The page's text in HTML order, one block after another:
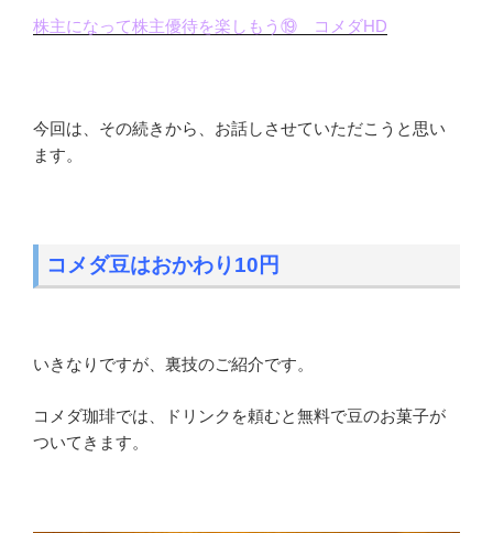
株主になって株主優待を楽しもう⑲ コメダHD
今回は、その続きから、お話しさせていただこうと思い
ます。
コメダ豆はおかわり10円
いきなりですが、裏技のご紹介です。
コメダ珈琲では、ドリンクを頼むと無料で豆のお菓子が
ついてきます。